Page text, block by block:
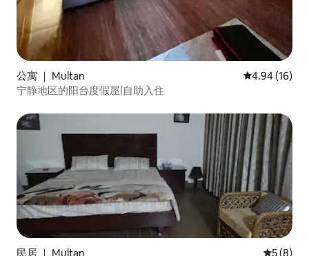
公寓 ｜ Multan 平均评分
4.94 (16)
宁静地区的阳台度假屋|自助入住
民居 ｜ Multan 平均评分
5 (8)